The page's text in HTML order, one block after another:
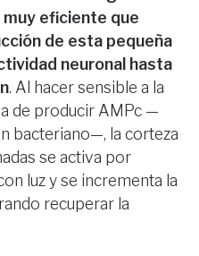
eficiente que
de esta pequeña
neuronal hasta
. Al hacer sensible a la
de producir AMPc —
bacteriano—, la corteza
se activa por
luz y se incrementa la
recuperar la